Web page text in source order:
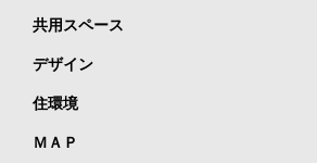
共用スペース
デザイン
住環境
ＭＡＰ